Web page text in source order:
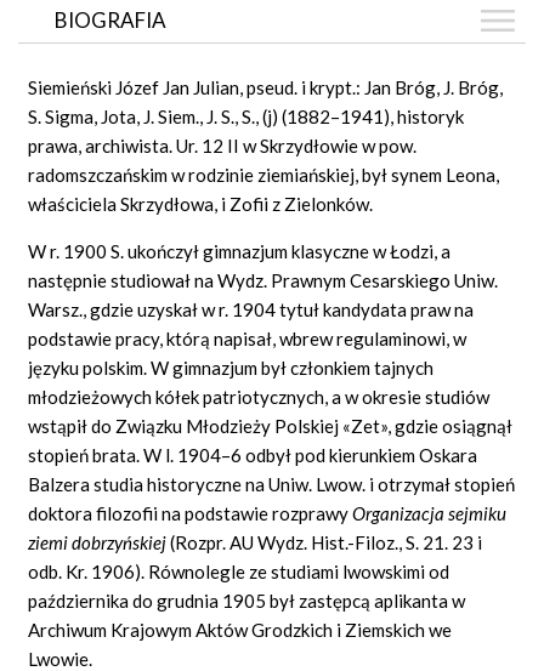
BIOGRAFIA
ZDJĘCIA
(2)
GRAF POWIĄZAŃ
DYSKUSJA
Siemieński Józef Jan Julian, pseud. i krypt.: Jan Bróg, J. Bróg,
S. Sigma, Jota, J. Siem., J. S., S., (j) (1882–1941), historyk
prawa, archiwista. Ur. 12 II w Skrzydłowie w pow.
radomszczańskim w rodzinie ziemiańskiej, był synem Leona,
właściciela Skrzydłowa, i Zofii z Zielonków.
W r. 1900 S. ukończył gimnazjum klasyczne w Łodzi, a
następnie studiował na Wydz. Prawnym Cesarskiego Uniw.
Warsz., gdzie uzyskał w r. 1904 tytuł kandydata praw na
podstawie pracy, którą napisał, wbrew regulaminowi, w
języku polskim. W gimnazjum był członkiem tajnych
młodzieżowych kółek patriotycznych, a w okresie studiów
wstąpił do Związku Młodzieży Polskiej «Zet», gdzie osiągnął
stopień brata. W l. 1904–6 odbył pod kierunkiem Oskara
Balzera studia historyczne na Uniw. Lwow. i otrzymał stopień
doktora filozofii na podstawie rozprawyOrganizacja sejmiku
ziemi dobrzyńskiej(Rozpr. AU Wydz. Hist.-Filoz., S. 21. 23 i
odb. Kr. 1906). Równolegle ze studiami lwowskimi od
października do grudnia 1905 był zastępcą aplikanta w
Archiwum Krajowym Aktów Grodzkich i Ziemskich we
Lwowie.